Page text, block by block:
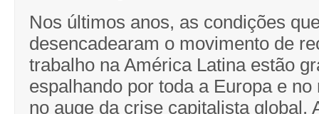
Nos últimos anos, as condições
desencadearam o movimento de
trabalho na América Latina estão
espalhando por toda a Europa e
no auge da crise capitalista global.